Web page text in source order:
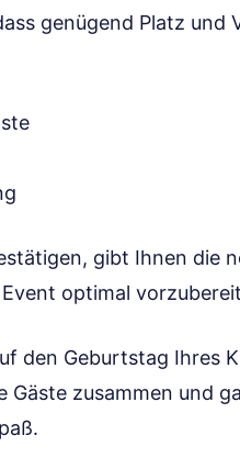
genügend Platz und
gibt Ihnen die
optimal
den Geburtstag Ihres
Gäste zusammen und